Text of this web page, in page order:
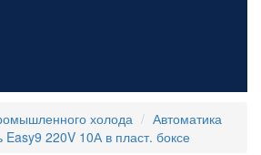
холода
Автоматика
Easy9 220V 10А в пласт. боксе